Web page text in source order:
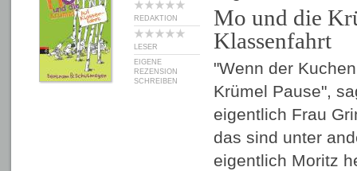
REDAKTION
LESER
EIGENE
REZENSION
SCHREIBEN
Mo und die
Klassenfahrt
"Wenn der
Krümel Pause",
eigentlich Frau
das sind unter
eigentlich Moritz